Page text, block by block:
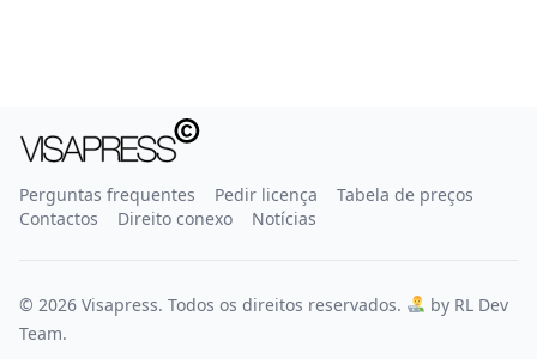
Perguntas frequentes Pedir licença
Tabela de preços
Contactos
Direito conexo Notícias
© 2026 Visapress. Todos os direitos reservados.
by RL Dev
Team.